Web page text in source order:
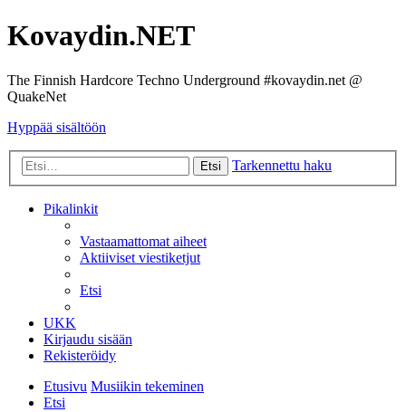
Kovaydin.NET
The Finnish Hardcore Techno Underground #kovaydin.net @
QuakeNet
Hyppää sisältöön
Etsi Tarkennettu haku
Pikalinkit
Vastaamattomat aiheet
Aktiiviset viestiketjut
Etsi
UKK
Kirjaudu sisään
Rekisteröidy
Etusivu Musiikin tekeminen
Etsi